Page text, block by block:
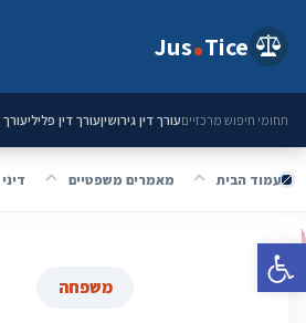
פתח סרגל נגישות
Jus Tice
תחומי חיפוש מרכזייםעורך דין גירושיןעורך דין פלילי
עמוד הבית מאמרים משפטיים
משפחה